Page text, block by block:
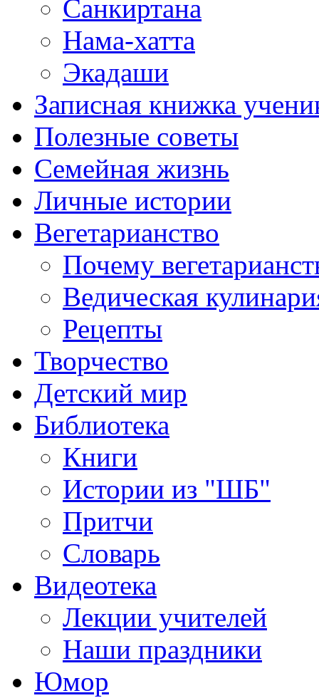
Санкиртана
Нама-хатта
Экадаши
Записная книжка
Полезные советы
Семейная жизнь
Личные истории
Вегетарианство
Почему
Ведическая
Рецепты
Творчество
Детский мир
Библиотека
Книги
Истории из "ШБ"
Притчи
Словарь
Видеотека
Лекции учителей
Наши праздники
Юмор